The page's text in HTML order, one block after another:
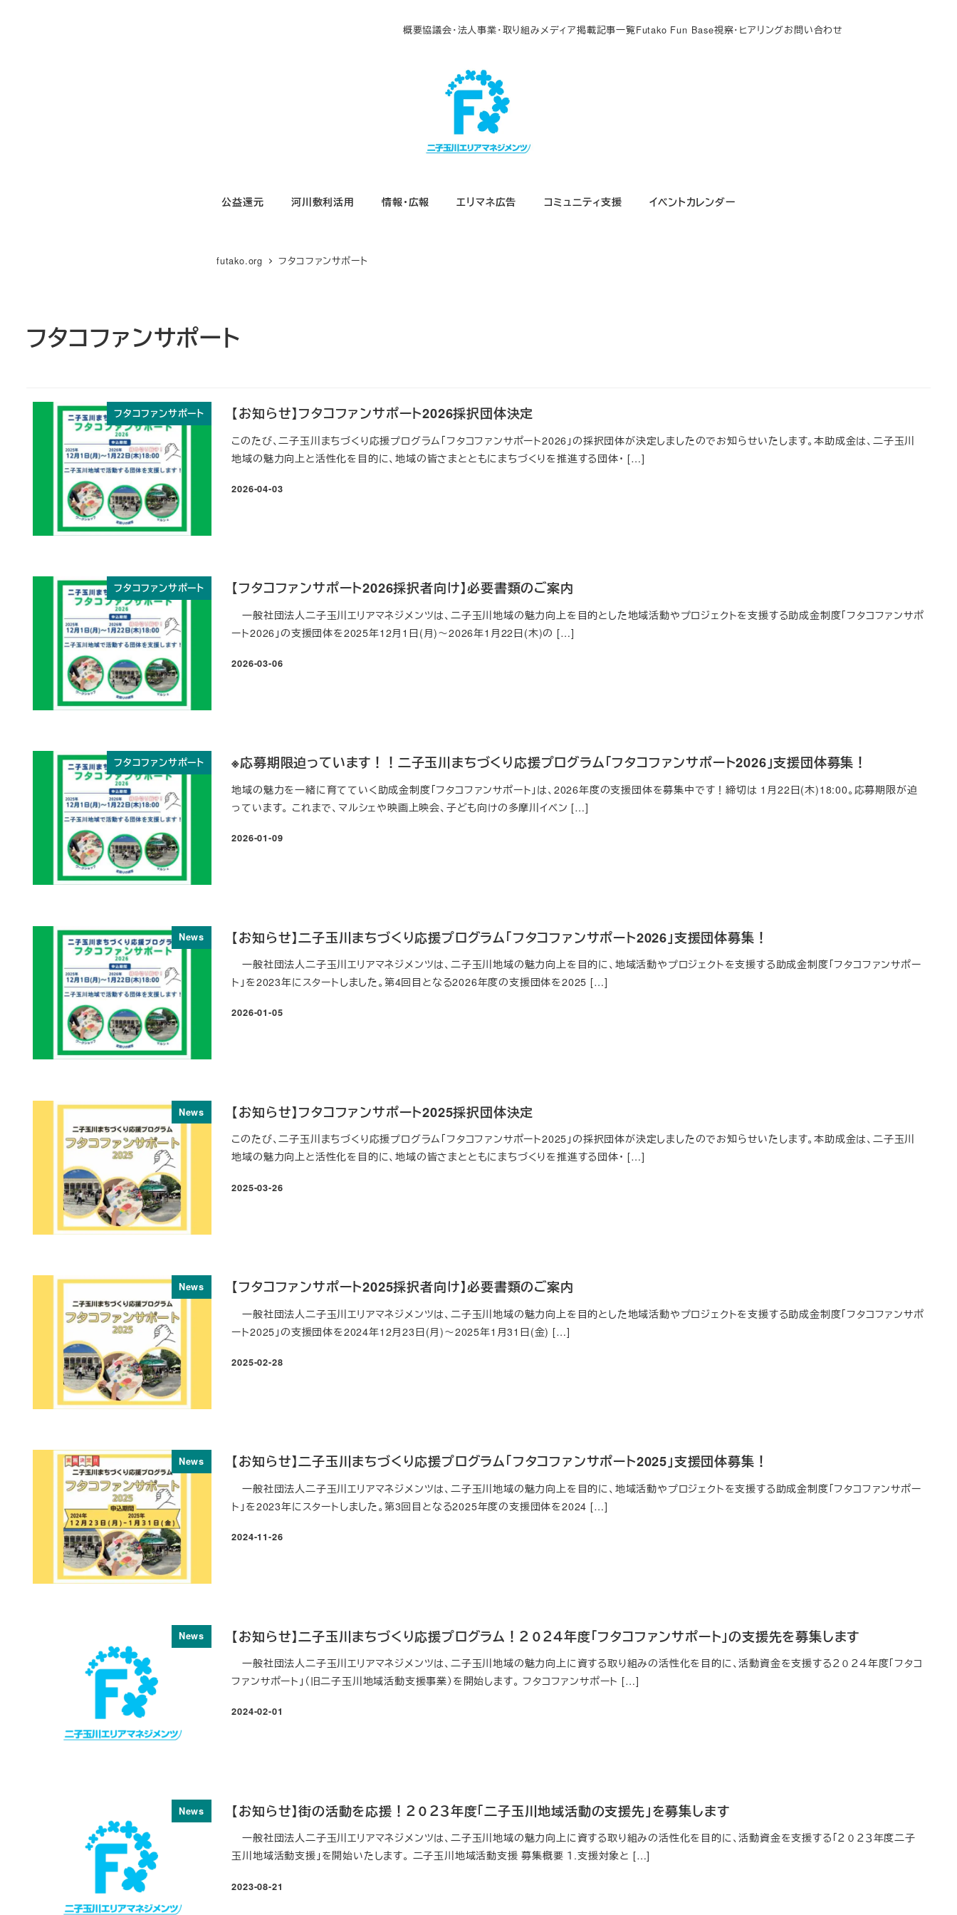
概要協議会・法人事業・取り組みメディア掲載記事一覧Futako Fun Base視察・ヒアリングお問い合わせ
公益還元 河川敷利活用 情報・広報 エリマネ広告 コミュニティ支援 イベントカレンダー
futako.org フタコファンサポート
フタコファンサポート
フタコファンサポート 【お知らせ】フタコファンサポート2026採択団体決定
このたび、二子玉川まちづくり応援プログラム「フタコファンサポート2026」の採択団体が決定しましたのでお知らせいたします。本助成金は、二子玉川
地域の魅力向上と活性化を目的に、地域の皆さまとともにまちづくりを推進する団体・ […]
投稿日
2026-04-03
フタコファンサポート 【フタコファンサポート2026採択者向け】必要書類のご案内
一般社団法人二子玉川エリアマネジメンツは、二子玉川地域の魅力向上を目的とした地域活動やプロジェクトを支援する助成金制度「フタコファンサポ
ート2026」の支援団体を2025年12月1日(月)～2026年1月22日(木)の […]
投稿日
2026-03-06
フタコファンサポート ※応募期限迫っています！！二子玉川まちづくり応援プログラム「フタコファンサポート2026」支援団体募集！
地域の魅力を一緒に育てていく助成金制度「フタコファンサポート」は、2026年度の支援団体を募集中です！締切は 1月22日(木)18:00。応募期限が迫
っています。 これまで、マルシェや映画上映会、子ども向けの多摩川イベン […]
投稿日
2026-01-09
News 【お知らせ】二子玉川まちづくり応援プログラム「フタコファンサポート2026」支援団体募集！
一般社団法人二子玉川エリアマネジメンツは、二子玉川地域の魅力向上を目的に、地域活動やプロジェクトを支援する助成金制度「フタコファンサポー
ト」を2023年にスタートしました。第4回目となる2026年度の支援団体を2025 […]
投稿日
2026-01-05
News 【お知らせ】フタコファンサポート2025採択団体決定
このたび、二子玉川まちづくり応援プログラム「フタコファンサポート2025」の採択団体が決定しましたのでお知らせいたします。本助成金は、二子玉川
地域の魅力向上と活性化を目的に、地域の皆さまとともにまちづくりを推進する団体・ […]
投稿日
2025-03-26
News 【フタコファンサポート2025採択者向け】必要書類のご案内
一般社団法人二子玉川エリアマネジメンツは、二子玉川地域の魅力向上を目的とした地域活動やプロジェクトを支援する助成金制度「フタコファンサポ
ート2025」の支援団体を2024年12月23日(月)～2025年1月31日(金) […]
投稿日
2025-02-28
News 【お知らせ】二子玉川まちづくり応援プログラム「フタコファンサポート2025」支援団体募集！
一般社団法人二子玉川エリアマネジメンツは、二子玉川地域の魅力向上を目的に、地域活動やプロジェクトを支援する助成金制度「フタコファンサポー
ト」を2023年にスタートしました。第3回目となる2025年度の支援団体を2024 […]
投稿日
2024-11-26
News 【お知らせ】二子玉川まちづくり応援プログラム！２０２４年度「フタコファンサポート」の支援先を募集します
一般社団法人二子玉川エリアマネジメンツは、二子玉川地域の魅力向上に資する取り組みの活性化を目的に、活動資金を支援する２０２４年度「フタコ
ファンサポート」（旧二子玉川地域活動支援事業）を開始します。 フタコファンサポート […]
投稿日
2024-02-01
News 【お知らせ】街の活動を応援！２０２３年度「二子玉川地域活動の支援先」を募集します
一般社団法人二子玉川エリアマネジメンツは、二子玉川地域の魅力向上に資する取り組みの活性化を目的に、活動資金を支援する「２０２３年度二子
玉川地域活動支援」を開始いたします。 二子玉川地域活動支援 募集概要 １.支援対象と […]
投稿日
2023-08-21